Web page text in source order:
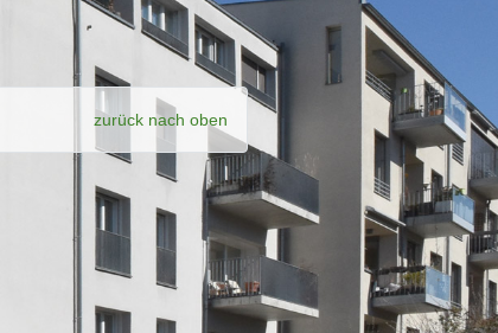
zurück nach oben